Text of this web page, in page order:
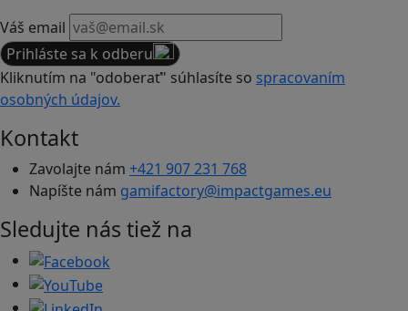
Váš email
Prihláste sa k odberu
Kliknutím na "odoberať" súhlasíte so spracovaním
osobných údajov.
Kontakt
Zavolajte nám +421 907 231 768
Napíšte nám gamifactory@impactgames.eu
Sledujte nás tiež na